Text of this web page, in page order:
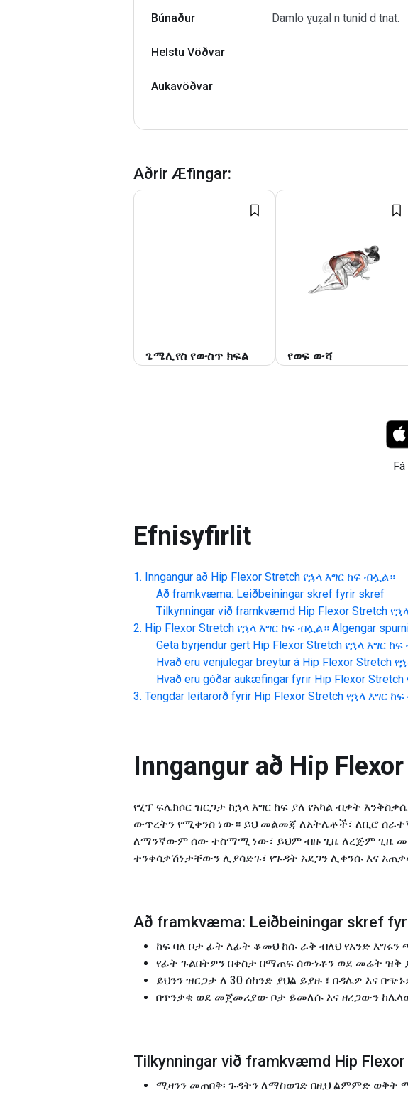
Búnaður Damlo ɣuẓal n tunid d tnat.
Helstu Vöðvar
Aukavöðvar
Aðrir Æfingar:
ጌሜሊየስ የውስጥ ክፍል
የወፍ ውሻ
Efnisyfirlit
Inngangur að Hip Flexor Stretch የኋላ እግር ከፍ ብሏል።
Að framkvæma: Leiðbeiningar skref fyrir skref
Tilkynningar við framkvæmd Hip Flexor Stretch
Hip Flexor Stretch የኋላ እግር ከፍ ብሏል። Algengar
Geta byrjendur gert Hip Flexor Stretch የኋላ እግር
Hvað eru venjulegar breytur á Hip Flexor Stretch
Hvað eru góðar aukæfingar fyrir Hip Flexor
Tengdar leitarorð fyrir Hip Flexor Stretch የኋላ እግር
Inngangur að Hip
የሂፕ ፍሌክሶር ዝርጋታ ከኋላ እግር ከፍ ያለ የአካል ብቃት
ውጥረትን የሚቀንስ ነው። ይህ መልመጃ ለአትሌቶች፣ ለቢሮ
ለማንኛውም ሰው ተስማሚ ነው፣ ይህም ብዙ ጊዜ ለረጅም ጊዜ
ተንቀሳቃሽነታቸውን ሊያሳድጉ፣ የጉዳት አደጋን ሊቀንሱ እና
Að framkvæma: Leiðbeiningar skref
ከፍ ባለ ቦታ ፊት ለፊት ቆመህ ከሱ ራቅ ብለህ የአንድ
የፊት ጉልበትዎን በቀስታ በማጠፍ ሰውነቶን ወደ መሬት ዝቅ
ይህንን ዝርጋታ ለ 30 ሰከንድ ያህል ይያዙ ፣ በዳሌዎ እና
በጥንቃቄ ወደ መጀመሪያው ቦታ ይመለሱ እና ዘረጋውን
Tilkynningar við framkvæmd Hip
ሚዛንን መጠበቅ፡ ጉዳትን ለማስወገድ በዚህ ልምምድ ወቅት